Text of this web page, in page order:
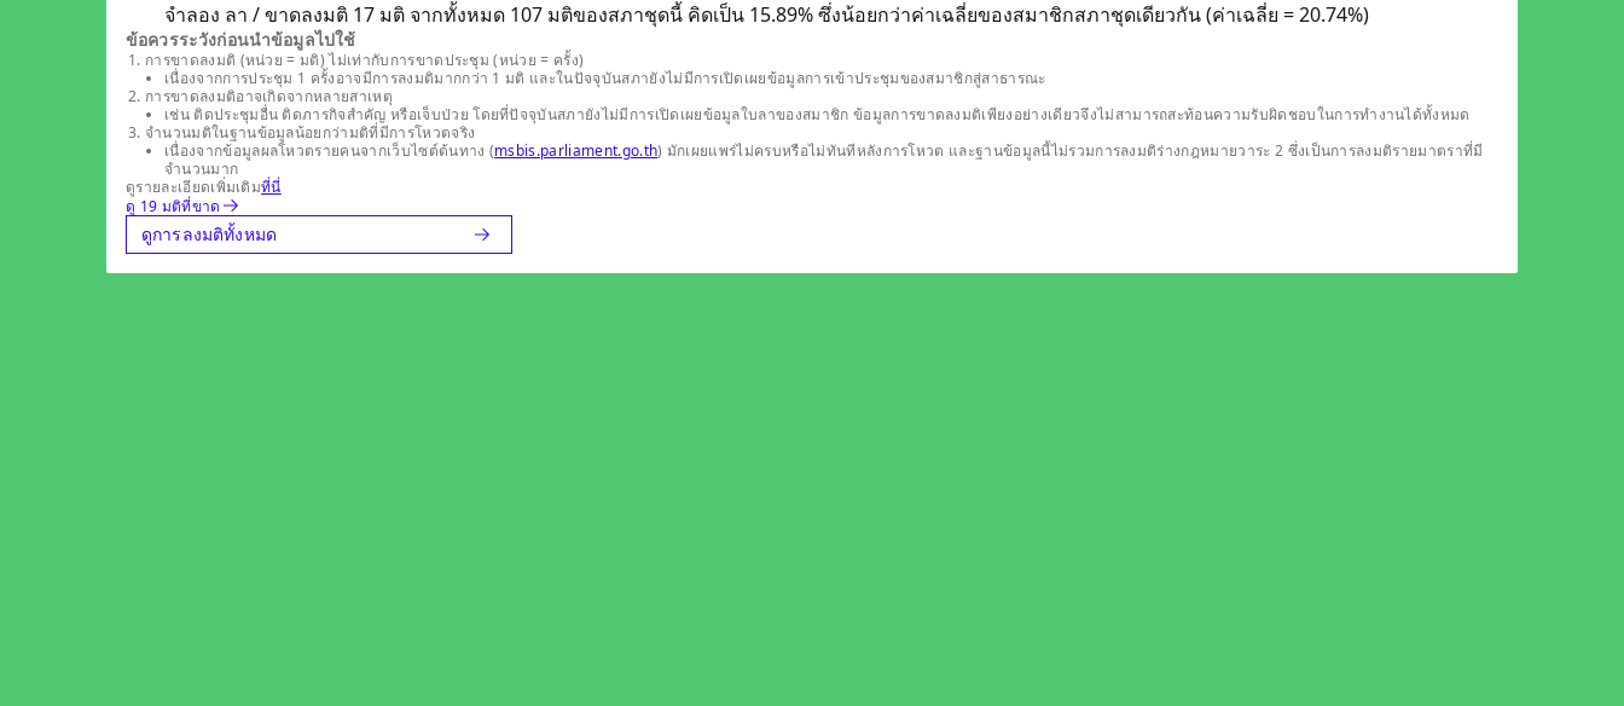
จำลอง ลา / ขาดลงมติ 17 มติ จากทั้งหมด 107 มติของสภาชุดนี้ คิดเป็น 15.89% ซึ่งน้อยกว่าค่าเฉลี่ยของสมาชิกสภาชุดเดียวกัน (ค่าเฉลี่ย = 20.74%)
ข้อควรระวังก่อนนำข้อมูลไปใช้
การขาดลงมติ (หน่วย = มติ) ไม่เท่ากับการขาดประชุม (หน่วย = ครั้ง)
เนื่องจากการประชุม 1 ครั้งอาจมีการลงมติมากกว่า 1 มติ และในปัจจุบันสภายังไม่มีการเปิดเผยข้อมูลการเข้าประชุมของสมาชิกสู่สาธารณะ
การขาดลงมติอาจเกิดจากหลายสาเหตุ
เช่น ติดประชุมอื่น ติดภารกิจสำคัญ หรือเจ็บป่วย โดยที่ปัจจุบันสภายังไม่มีการเปิดเผยข้อมูลใบลาของสมาชิก ข้อมูลการขาดลงมติเพียงอย่างเดียวจึงไม่สามารถสะท้อนความรับผิดชอบในการทำงานได้ทั้งหมด
จำนวนมติในฐานข้อมูลน้อยกว่ามติที่มีการโหวตจริง
เนื่องจากข้อมูลผลโหวตรายคนจากเว็บไซต์ต้นทาง (msbis.parliament.go.th) มักเผยแพร่ไม่ครบหรือไม่ทันทีหลังการโหวต และฐานข้อมูลนี้ไม่รวมการลงมติร่างกฎหมายวาระ 2 ซึ่งเป็นการลงมติรายมาตราที่มี
จำนวนมาก
ดูรายละเอียดเพิ่มเติมที่นี่
ดู 19 มติที่ขาด
ดูการลงมติทั้งหมด